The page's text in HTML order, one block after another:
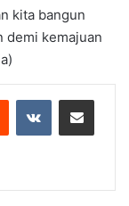
kita bangun
demi kemajuan
Reddit VKontakteShare via Email